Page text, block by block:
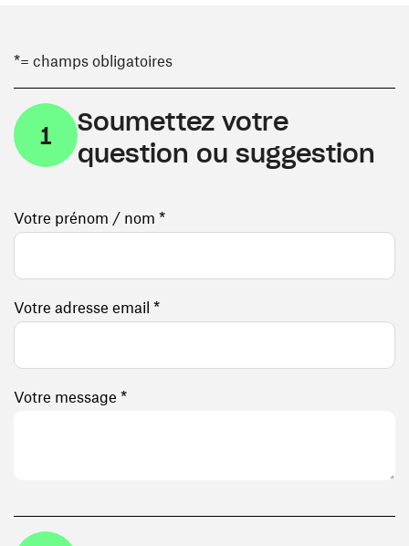
*= champs obligatoires
1
Soumettez votre
question ou suggestion
Votre prénom / nom *
Votre adresse email *
Votre message *